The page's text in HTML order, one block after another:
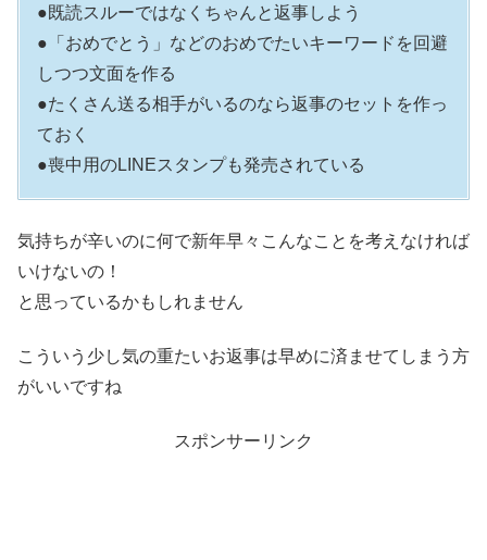
●既読スルーではなくちゃんと返事しよう
●「おめでとう」などのおめでたいキーワードを回避
しつつ文面を作る
●たくさん送る相手がいるのなら返事のセットを作っ
ておく
●喪中用のLINEスタンプも発売されている
気持ちが辛いのに何で新年早々こんなことを考えなければ
いけないの！
と思っているかもしれません
こういう少し気の重たいお返事は早めに済ませてしまう方
がいいですね
スポンサーリンク